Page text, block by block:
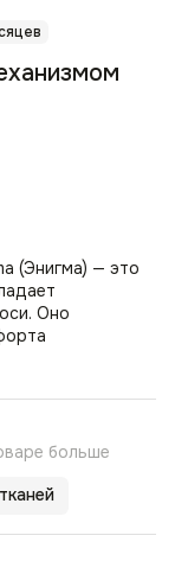
(Энигма) — это
Оно
больше